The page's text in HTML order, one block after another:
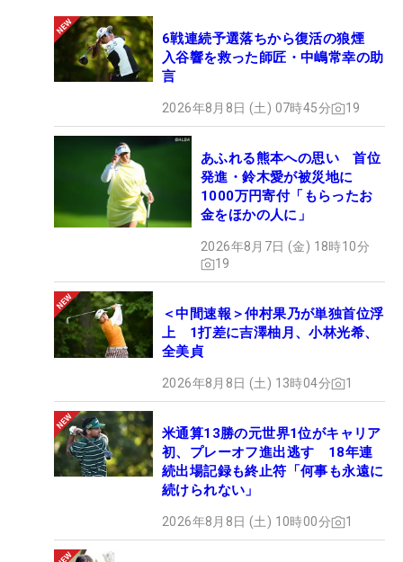
6戦連続予選落ちから復活の狼煙
入谷響を救った師匠・中嶋常幸の助
言
2026年8月8日 (土) 07時45分 19
あふれる熊本への思い 首位
発進・鈴木愛が被災地に
1000万円寄付「もらったお
金をほかの人に」
2026年8月7日 (金) 18時10分
19
＜中間速報＞仲村果乃が単独首位浮
上 1打差に吉澤柚月、小林光希、
全美貞
2026年8月8日 (土) 13時04分 1
米通算13勝の元世界1位がキャリア
初、プレーオフ進出逃す 18年連
続出場記録も終止符「何事も永遠に
続けられない」
2026年8月8日 (土) 10時00分 1